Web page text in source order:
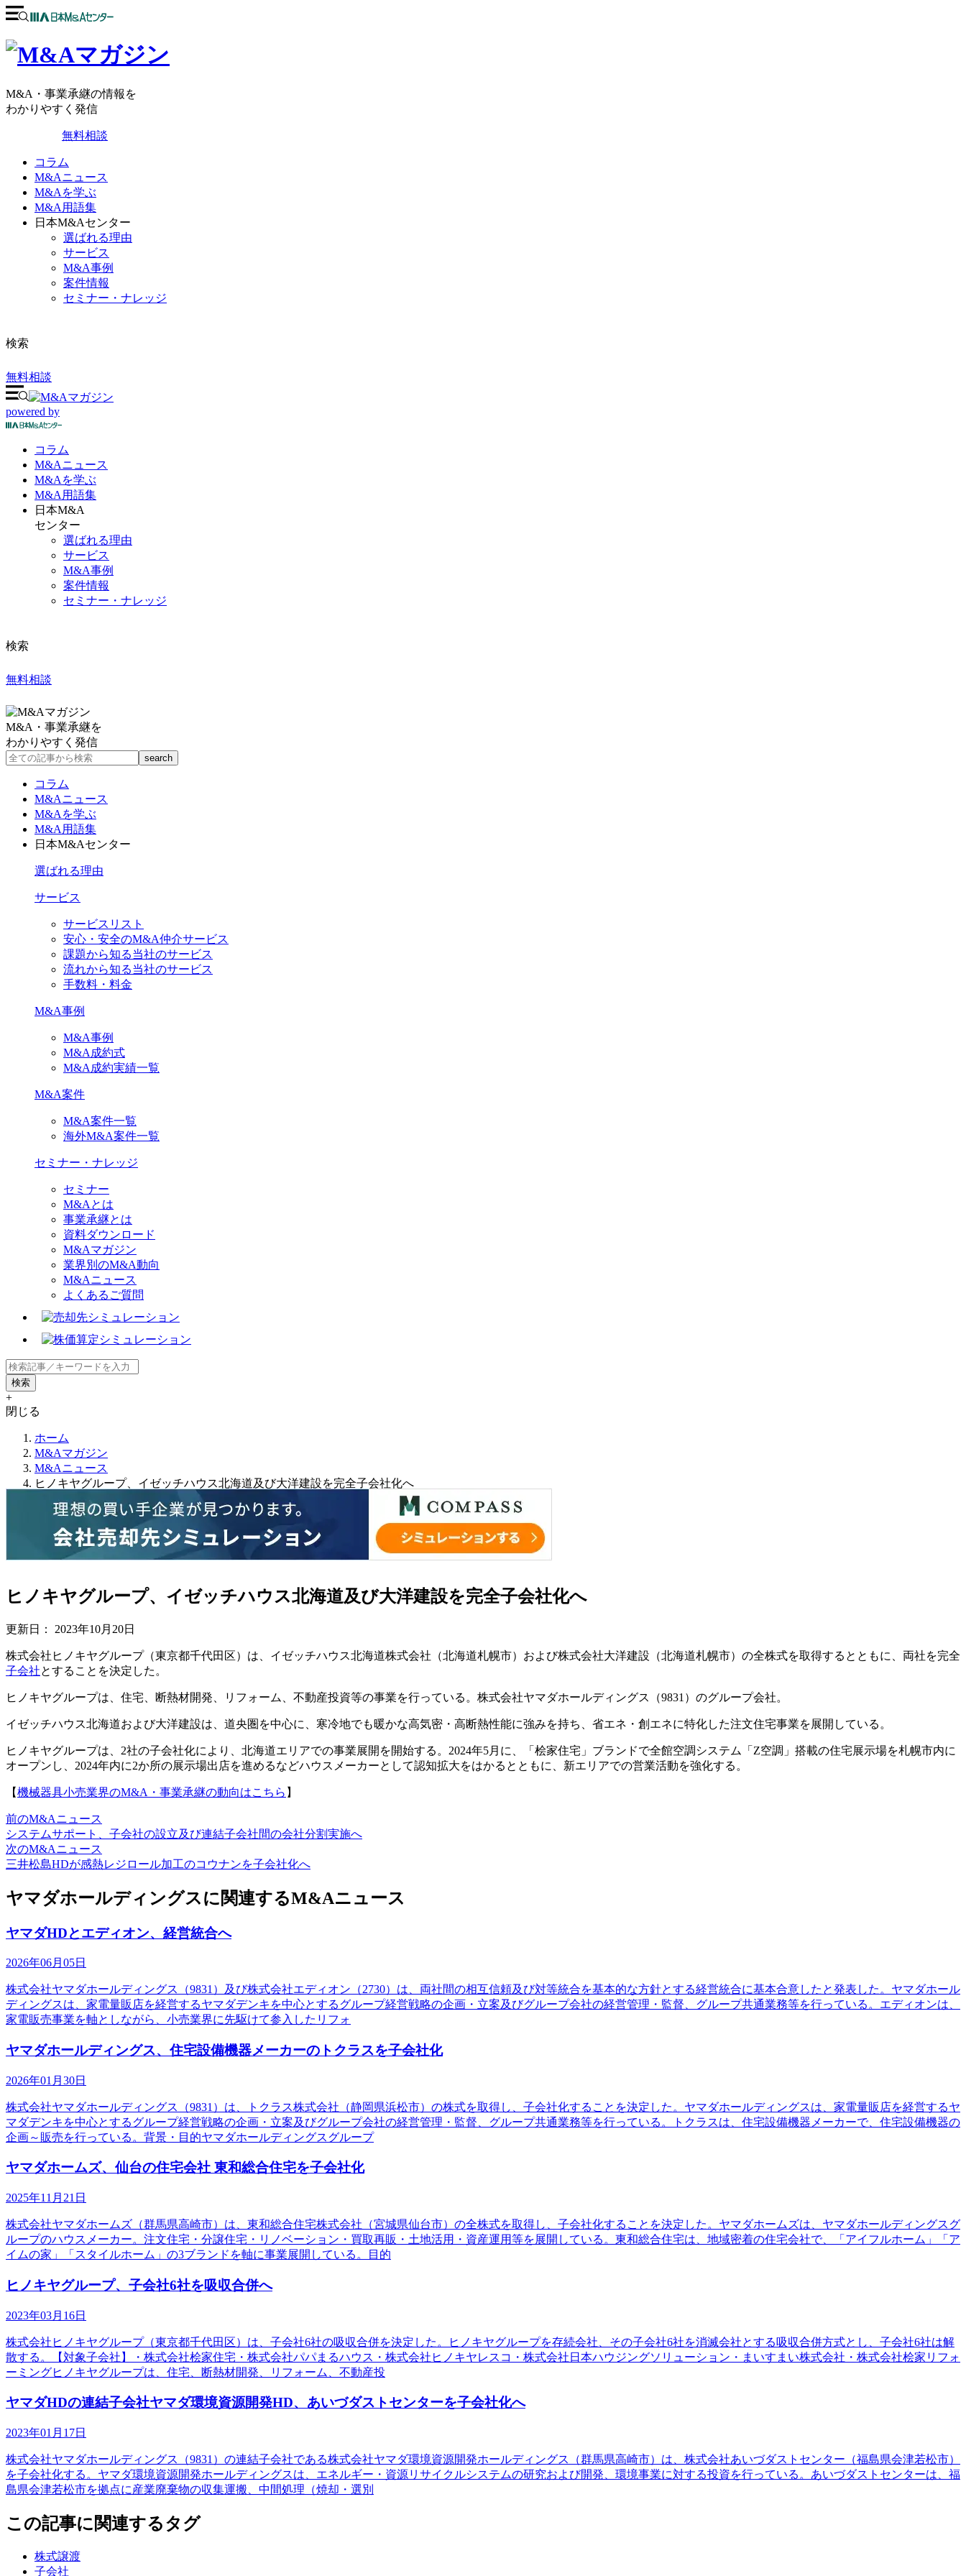
M&A・事業承継の情報を
わかりやすく発信
無料相談
コラム
M&Aニュース
M&Aを学ぶ
M&A用語集
日本M&Aセンター
選ばれる理由
サービス
M&A事例
案件情報
セミナー・ナレッジ
検索
無料相談
powered by
コラム
M&Aニュース
M&Aを学ぶ
M&A 用語集
日本M&A
センター
選ばれる理由
サービス
M&A事例
案件情報
セミナー・ナレッジ
検索
無料相談
M&A・事業承継を
わかりやすく発信
コラム
M&Aニュース
M&Aを学ぶ
M&A用語集
日本M&Aセンター
選ばれる理由
サービス
サービスリスト
安心・安全のM&A仲介サービス
課題から知る当社のサービス
流れから知る当社のサービス
手数料・料金
M&A事例
M&A事例
M&A成約式
M&A成約実績一覧
M&A案件
M&A案件一覧
海外M&A案件一覧
セミナー・ナレッジ
セミナー
M&Aとは
事業承継とは
資料ダウンロード
M&Aマガジン
業界別のM&A動向
M&Aニュース
よくあるご質問
+
閉じる
ホーム
M&Aマガジン
M&Aニュース
ヒノキヤグループ、イゼッチハウス北海道及び大洋建設を完全子会社化へ
ヒノキヤグループ、イゼッチハウス北海道及び大洋建設を完全子会社化へ
更新日： 2023年10月20日
株式会社ヒノキヤグループ（東京都千代田区）は、イゼッチハウス北海道株式会社（北海道札幌市）および株式会社大洋建設（北海道札幌市）の全株式を取得するとともに、両社を完全
子会社とすることを決定した。
ヒノキヤグループは、住宅、断熱材開発、リフォーム、不動産投資等の事業を行っている。株式会社ヤマダホールディングス（9831）のグループ会社。
イゼッチハウス北海道および大洋建設は、道央圏を中心に、寒冷地でも暖かな高気密・高断熱性能に強みを持ち、省エネ・創エネに特化した注文住宅事業を展開している。
ヒノキヤグループは、2社の子会社化により、北海道エリアでの事業展開を開始する。2024年5月に、「桧家住宅」ブランドで全館空調システム「Z空調」搭載の住宅展示場を札幌市内に
オープンし、2024年内に2か所の展示場出店を進めるなどハウスメーカーとして認知拡大をはかるとともに、新エリアでの営業活動を強化する。
【機械器具小売業界のM&A・事業承継の動向はこちら 】
前のM&Aニュース
システムサポート、子会社の設立及び連結子会社間の会社分割実施へ
次のM&Aニュース
三井松島HDが感熱レジロール加工のコウナンを子会社化へ
ヤマダホールディングスに関連するM&Aニュース
ヤマダHDとエディオン、経営統合へ
2026年06月05日
株式会社ヤマダホールディングス（9831）及び株式会社エディオン（2730）は、両社間の相互信頼及び対等統合を基本的な方針とする経営統合に基本合意したと発表した。ヤマダホール
ディングスは、家電量販店を経営するヤマダデンキを中心とするグループ経営戦略の企画・立案及びグループ会社の経営管理・監督、グループ共通業務等を行っている。エディオンは、
家電販売事業を軸としながら、小売業界に先駆けて参入したリフォ
ヤマダホールディングス、住宅設備機器メーカーのトクラスを子会社化
2026年01月30日
株式会社ヤマダホールディングス（9831）は、トクラス株式会社（静岡県浜松市）の株式を取得し、子会社化することを決定した。ヤマダホールディングスは、家電量販店を経営するヤ
マダデンキを中心とするグループ経営戦略の企画・立案及びグループ会社の経営管理・監督、グループ共通業務等を行っている。トクラスは、住宅設備機器メーカーで、住宅設備機器の
企画～販売を行っている。背景・目的ヤマダホールディングスグループ
ヤマダホームズ、仙台の住宅会社 東和総合住宅を子会社化
2025年11月21日
株式会社ヤマダホームズ（群馬県高崎市）は、東和総合住宅株式会社（宮城県仙台市）の全株式を取得し、子会社化することを決定した。ヤマダホームズは、ヤマダホールディングスグ
ループのハウスメーカー。注文住宅・分譲住宅・リノベーション・買取再販・土地活用・資産運用等を展開している。東和総合住宅は、地域密着の住宅会社で、「アイフルホーム」「ア
イムの家」「スタイルホーム」の3ブランドを軸に事業展開している。目的
ヒノキヤグループ、子会社6社を吸収合併へ
2023年03月16日
株式会社ヒノキヤグループ（東京都千代田区）は、子会社6社の吸収合併を決定した。ヒノキヤグループを存続会社、その子会社6社を消滅会社とする吸収合併方式とし、子会社6社は解
散する。【対象子会社】・株式会社桧家住宅・株式会社パパまるハウス・株式会社ヒノキヤレスコ・株式会社日本ハウジングソリューション・まいすまい株式会社・株式会社桧家リフォ
ーミングヒノキヤグループは、住宅、断熱材開発、リフォーム、不動産投
ヤマダHDの連結子会社ヤマダ環境資源開発HD、あいづダストセンターを子会社化へ
2023年01月17日
株式会社ヤマダホールディングス（9831）の連結子会社である株式会社ヤマダ環境資源開発ホールディングス（群馬県高崎市）は、株式会社あいづダストセンター（福島県会津若松市）
を子会社化する。ヤマダ環境資源開発ホールディングスは、エネルギー・資源リサイクルシステムの研究および開発、環境事業に対する投資を行っている。あいづダストセンターは、福
島県会津若松市を拠点に産業廃棄物の収集運搬、中間処理（焼却・選別
この記事に関連するタグ
株式譲渡
子会社